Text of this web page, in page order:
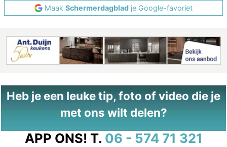
Maak Schermerdagblad je Google-favoriet
Heb je een leuke tip, foto of video die je
met ons wilt delen?
APP ONS! T. 06 - 574 71 321